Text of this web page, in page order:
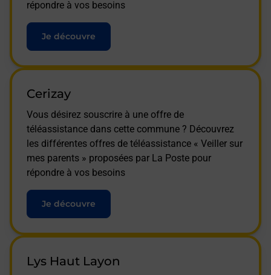
répondre à vos besoins
Je découvre
Cerizay
Vous désirez souscrire à une offre de
téléassistance dans cette commune ? Découvrez
les différentes offres de téléassistance « Veiller sur
mes parents » proposées par La Poste pour
répondre à vos besoins
Je découvre
Lys Haut Layon